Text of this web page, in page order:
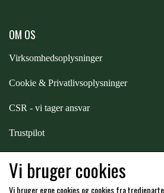
WALSH
OM OS
Virksomhedsoplysninger
Cookie & Privatlivsoplysninger
CSR - vi tager ansvar
Trustpilot
Vi bruger cookies
Vi bruger egne cookies og cookies fra